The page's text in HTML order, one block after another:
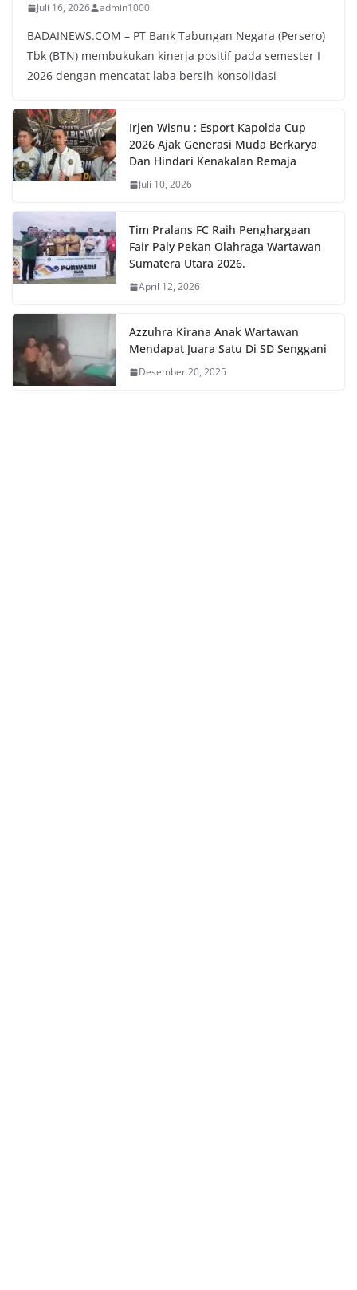
Juli 16, 2026 admin1000
BADAINEWS.COM – PT Bank Tabungan Negara (Persero)
Tbk (BTN) membukukan kinerja positif pada semester I
2026 dengan mencatat laba bersih konsolidasi
Irjen Wisnu : Esport Kapolda Cup
2026 Ajak Generasi Muda Berkarya
Dan Hindari Kenakalan Remaja
Juli 10, 2026
Tim Pralans FC Raih Penghargaan
Fair Paly Pekan Olahraga Wartawan
Sumatera Utara 2026.
April 12, 2026
Azzuhra Kirana Anak Wartawan
Mendapat Juara Satu Di SD Senggani
Desember 20, 2025